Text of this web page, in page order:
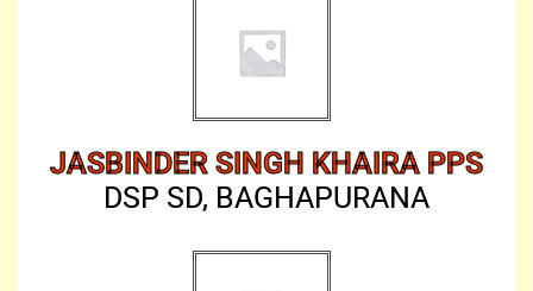
JASBINDER SINGH KHAIRA PPS
DSP SD, BAGHAPURANA